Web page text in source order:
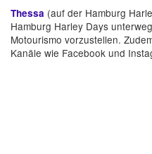
Thessa (auf der Hamburg
Hamburg Harley Days
Motourismo vorzustellen.
Kanäle wie Facebook und